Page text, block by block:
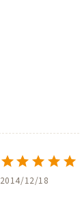
2014/12/18